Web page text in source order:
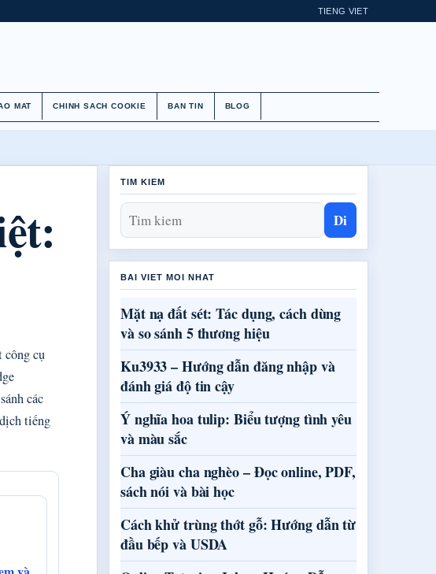
TIENG VIET
MAT CHINH SACH COOKIE BAN TIN BLOG
công cụ
các
tiếng
TIM KIEM
Di
BAI VIET MOI NHAT
Mặt nạ đất sét: Tác dụng, cách dùng
và so sánh 5 thương hiệu
Ku3933 – Hướng dẫn đăng nhập và
đánh giá độ tin cậy
Ý nghĩa hoa tulip: Biểu tượng tình yêu
và màu sắc
Cha giàu cha nghèo – Đọc online, PDF,
sách nói và bài học
Cách khử trùng thớt gỗ: Hướng dẫn từ
đầu bếp và USDA